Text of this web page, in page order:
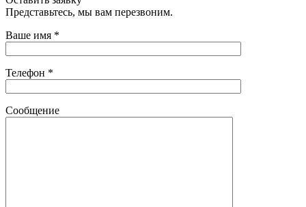
Представьтесь, мы вам перезвоним.
Ваше имя *
Телефон *
Сообщение